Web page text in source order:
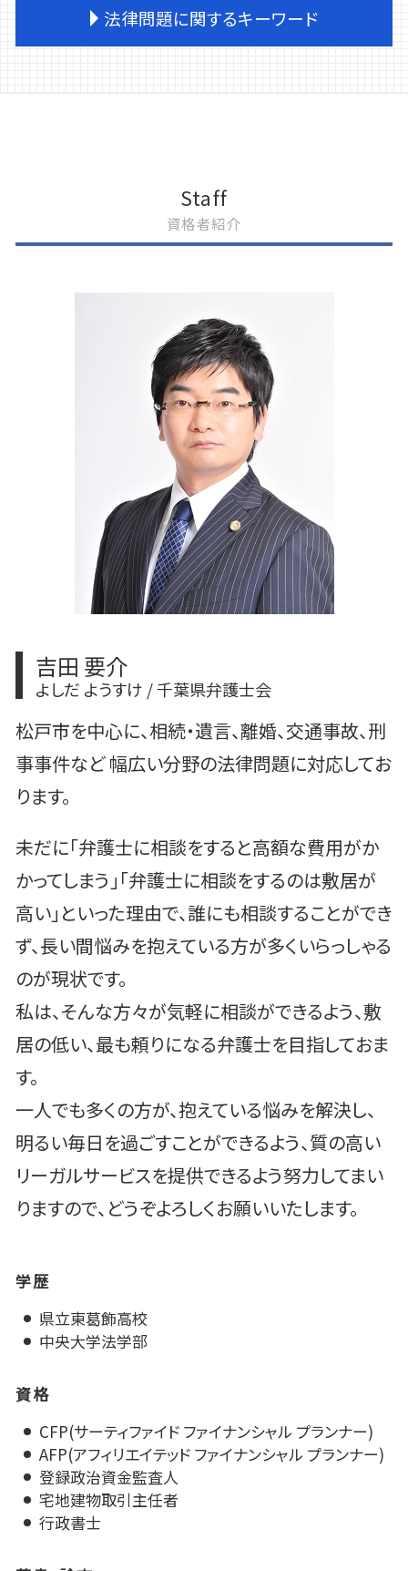
刑事事件 示談
刑事事件 不起訴 民事
刑事事件 示談しない
刑事事件 逮捕 流れ
刑事事件 被害者 弁護士
刑事事件 確定証明
刑事事件 訴えない
交通事故 休業補償
交通事故 労災 自賠責
交通事故 弁護士 デメリット
交通事故 物件事故 慰謝料
交通事故 労災 任意保険
交通事故 死亡 慰謝料
交通事故 後遺症
交通事故 後遺障害
交通事故 病院 支払い
交通事故 松戸市 弁護士
交通事故 会社 報告
法律問題に関するキーワード
企業法務 一般民事
民事再生手続 破産手続 違い
我孫子市 法律問題
民事再生とは 個人
任意整理 債務整理
離婚 話し合い 進め方
民事再生手続き 流れ
流山市 法律問題
Staff
資格者紹介
吉田 要介
よしだ ようすけ / 千葉県弁護士会
松戸市を中心に、相続・遺言、離婚、交通事故、刑
事事件など 幅広い分野の法律問題に対応してお
ります。
未だに「弁護士に相談をすると高額な費用がか
かってしまう」「弁護士に相談をするのは敷居が
高い」といった理由で、誰にも相談することができ
ず、長い間悩みを抱えている方が多くいらっしゃる
のが現状です。
私は、そんな方々が気軽に相談ができるよう、敷
居の低い、最も頼りになる弁護士を目指しておま
す。
一人でも多くの方が、抱えている悩みを解決し、
明るい毎日を過ごすことができるよう、質の高い
リーガルサービスを提供できるよう努力してまい
りますので、どうぞよろしくお願いいたします。
学歴
県立東葛飾高校
中央大学法学部
資格
CFP(サーティファイド ファイナンシャル プランナー)
AFP(アフィリエイテッド ファイナンシャル プランナー)
登録政治資金監査人
宅地建物取引主任者
行政書士